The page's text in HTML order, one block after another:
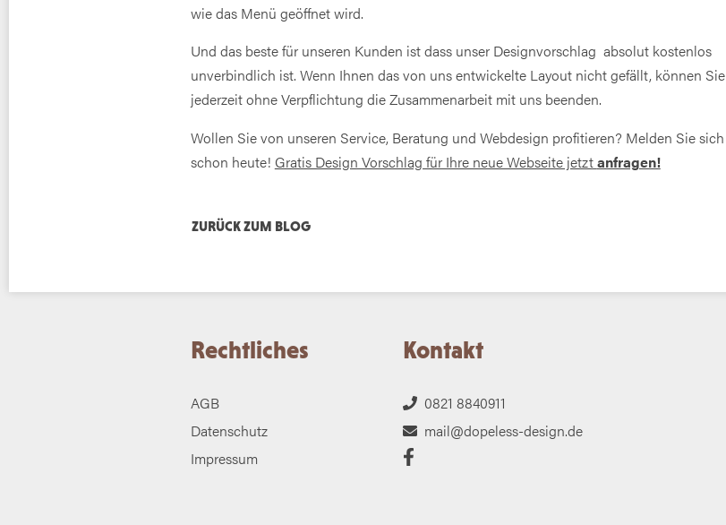
wie das Menü geöffnet wird.
Und das beste für unseren Kunden ist dass unser Designvorschlag absolut kostenlos
unverbindlich ist. Wenn Ihnen das von uns entwickelte Layout nicht gefällt, können Sie
jederzeit ohne Verpflichtung die Zusammenarbeit mit uns beenden.
Wollen Sie von unseren Service, Beratung und Webdesign profitieren? Melden Sie sich
schon heute! Gratis Design Vorschlag für Ihre neue Webseite jetztanfragen!
ZURÜCK ZUM BLOG
Rechtliches
AGB
Datenschutz
Impressum
Kontakt
0821 8840911
mail@dopeless-design.de